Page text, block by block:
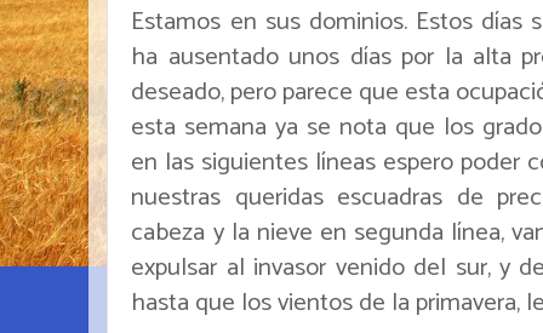
Estamos en sus dominios. Estos días
ha ausentado unos días por la alta
deseado, pero parece que esta
esta semana ya se nota que los
en las siguientes líneas espero poder
nuestras queridas escuadras de
cabeza y la nieve en segunda línea,
expulsar al invasor venido del sur, y
hasta que los vientos de la primavera,